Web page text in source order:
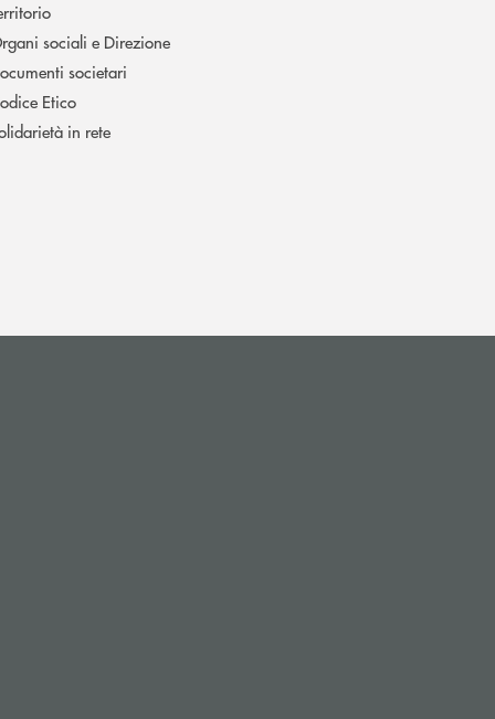
sociali e Direzione
societari
Etico
in rete